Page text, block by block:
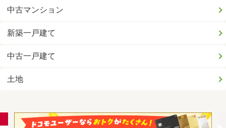
中古マンション
新築一戸建て
中古一戸建て
土地